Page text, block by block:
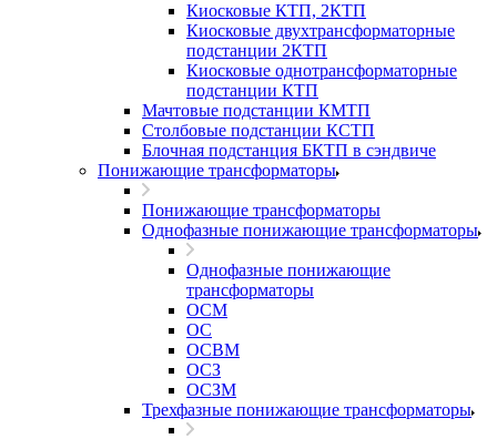
Киосковые КТП, 2КТП
Киосковые двухтрансформаторные
подстанции 2КТП
Киосковые однотрансформаторные
подстанции КТП
Мачтовые подстанции КМТП
Столбовые подстанции КСТП
Блочная подстанция БКТП в сэндвиче
Понижающие трансформаторы
Понижающие трансформаторы
Однофазные понижающие трансформаторы
Однофазные понижающие
трансформаторы
ОСМ
ОС
ОСВМ
ОСЗ
ОСЗМ
Трехфазные понижающие трансформаторы